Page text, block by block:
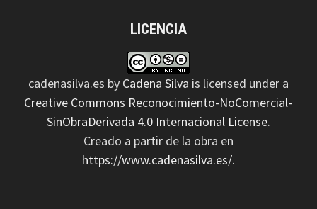
LICENCIA
cadenasilva.es by Cadena Silva is licensed under a
Creative Commons Reconocimiento-NoComercial-
SinObraDerivada 4.0 Internacional License.
Creado a partir de la obra en
https://www.cadenasilva.es/.